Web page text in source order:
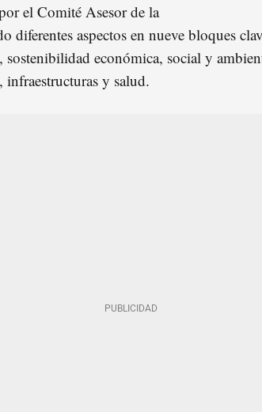
el Comité Asesor de la
diferentes aspectos en nueve bloques
sostenibilidad económica, social y
y salud.